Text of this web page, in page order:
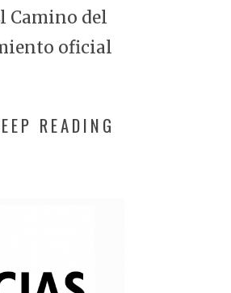
Camino del
oficial
READING